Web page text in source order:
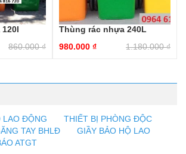
860.000₫
Thùng rác nhựa 240L
1.180.000₫
980.000 ₫
LAO ĐỘNG
THIẾT BỊ PHÒNG ĐỘC
TAY BHLĐ
GIẦY BẢO HỘ LAO
ATGT